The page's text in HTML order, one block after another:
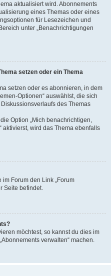
aktualisiert wird. Abonnements
eines Themas oder eines
für Lesezeichen und
unter „Benachrichtigungen
setzen oder ein Thema
setzen oder es abonnieren, in dem
Optionen“ auswählst, die sich
des Themas
Option „Mich benachrichtigen,
aktivierst, wird das Thema ebenfalls
Forum den Link „Forum
Seite befindet.
möchtest, so kannst du dies im
verwalten“ machen.